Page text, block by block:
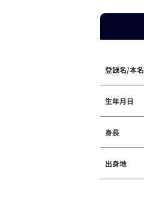
登録名/本名
生年月日
身長
出身地